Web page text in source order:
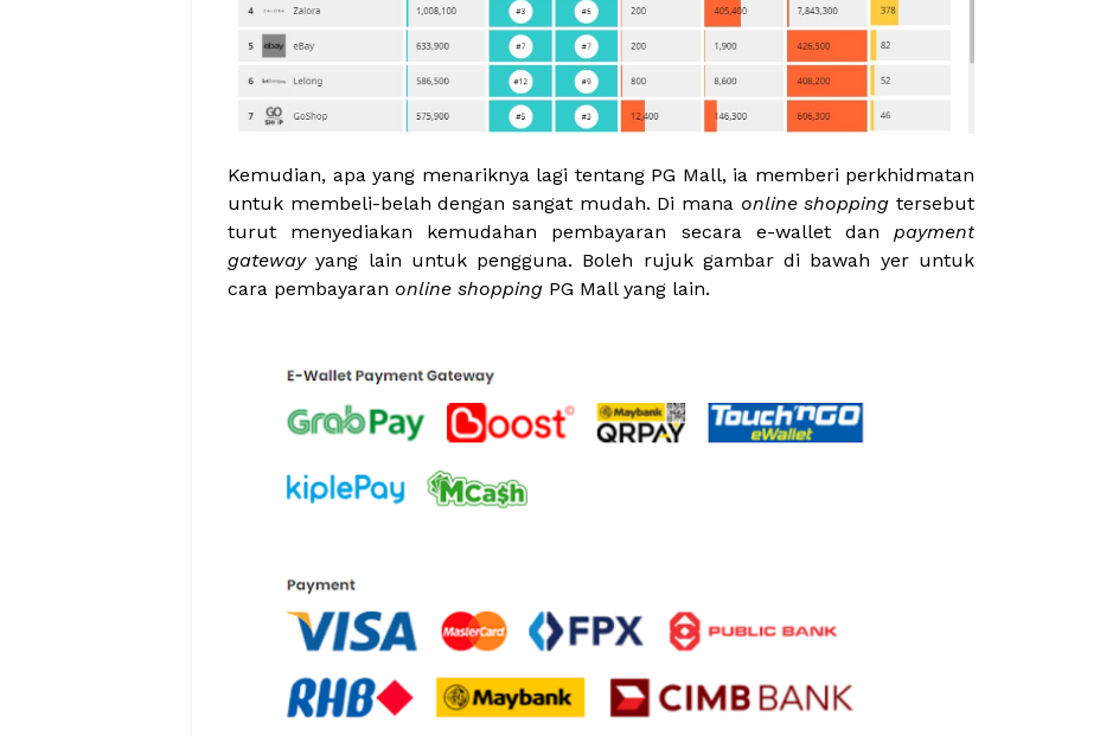
Kemudian, apa yang menariknya lagi tentang PG Mall, ia memberi perkhidmatan
untuk membeli-belah dengan sangat mudah. Di mana online shopping tersebut
turut menyediakan kemudahan pembayaran secara e-wallet dan payment
gatewayyang lain untuk pengguna. Boleh rujuk gambar di bawah yer untuk
cara pembayaran online shopping PG Mall yang lain.